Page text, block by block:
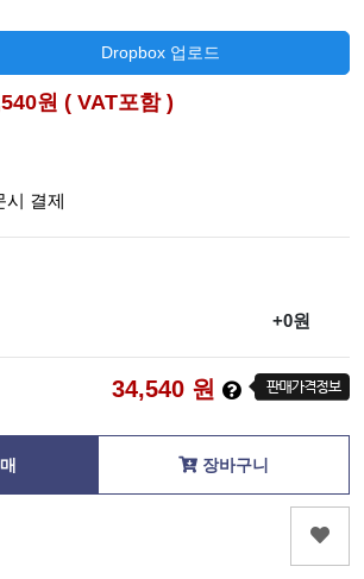
Dropbox 업로드
원 ( VAT포함 )
시 결제
+0원
34,540 원
장바구니